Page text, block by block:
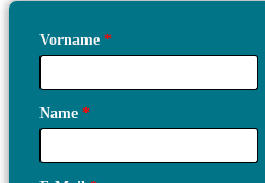
Vorname *
Name *